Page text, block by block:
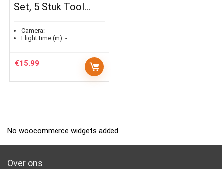
Set, 5 Stuk Tool…
Camera: -
Flight time (m): -
€15.99
No woocommerce widgets added
Over ons